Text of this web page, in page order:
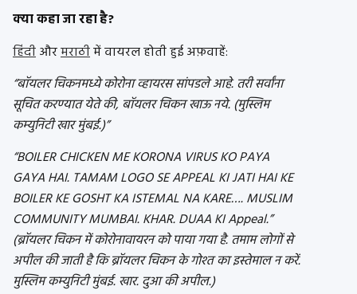
क्या कहा जा रहा है?
हिंदीऔरमराठीमें वायरल होती हुई अफ़वाहें:
“बॉयलर चिकनमध्ये कोरोना व्हायरस सांपडले आहे. तरी सर्वांना
सूचित करण्यात येते की, बॉयलर चिकन खाऊ नये. (मुस्लिम
कम्युनिटी खार मुंबई.)”
“BOILER CHICKEN ME KORONA VIRUS KO PAYA
GAYA HAI. TAMAM LOGO SE APPEAL KI JATI HAI KE
BOILER KE GOSHT KA ISTEMAL NA KARE…. MUSLIM
COMMUNITY MUMBAI. KHAR. DUAA KI Appeal.”
(ब्रॉयलर चिकन में कोरोनावायरन को पाया गया है. तमाम लोगों से
अपील की जाती है कि ब्रॉयलर चिकन के गोश्त का इस्तेमाल न करें.
मुस्लिम कम्युनिटी मुंबई. खार. दुआ की अपील.)